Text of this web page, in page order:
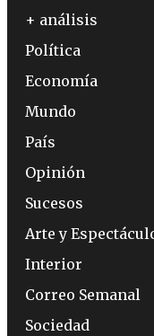
+ análisis
Política
Economía
Mundo
País
Opinión
Sucesos
Arte y
Interior
Correo Semanal
Sociedad